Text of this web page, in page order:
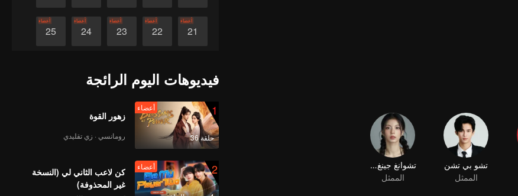
21
أعضاء
22
أعضاء
23
أعضاء
24
أعضاء
25
أعضاء
تشو بي تشن
الممثل
تشوانغ جينغ هان
الممثل
فيديوهات اليوم الرائجة
1
حلقة 36
أعضاء
زهور القوة
رومانسي · زي تقليدي
2 أعضاء
كن لاعب الثاني لي (النسخة
غير المحذوفة)